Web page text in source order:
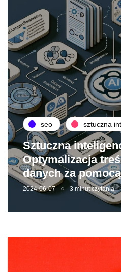
seo sztuczna
Sztuczna
Optymalizacja
danych za
2024-06-07 3 minut czytania